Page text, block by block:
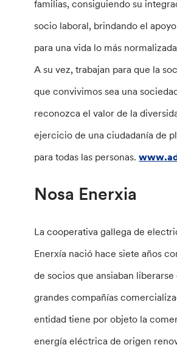
familias, consiguiendo su
socio laboral, brindando el
para una vida lo más
A su vez, trabajan para que la
que convivimos sea una
reconozca el valor de la
ejercicio de una ciudadanía de
para todas las personas.
Nosa Enerxia
La cooperativa gallega de
Enerxía nació hace siete años
de socios que ansiaban liberarse
grandes compañías
entidad tiene por objeto la
energía eléctrica de origen